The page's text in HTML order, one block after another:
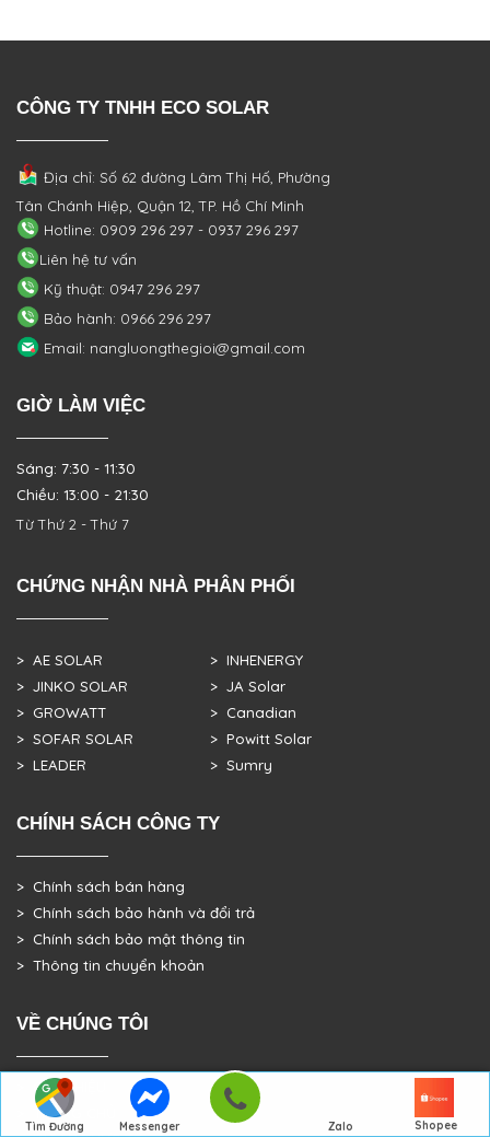
Tìm Đường
Messenger Zalo Shopee
CÔNG TY TNHH ECO SOLAR
Địa chỉ: Số 62 đường Lâm Thị Hố, Phường
Tân Chánh Hiệp, Quận 12, TP. Hồ Chí Minh
Hotline: 0909 296 297 - 0937 296 297
Liên hệ tư vấn
Kỹ thuật: 0947 296 297
Bảo hành: 0966 296 297
Email: nangluongthegioi@gmail.com
GIỜ LÀM VIỆC
Sáng: 7:30 - 11:30
Chiều: 13:00 - 21:30
Từ Thứ 2 - Thứ 7
CHỨNG NHẬN NHÀ PHÂN PHỐI
> AE SOLAR
> JINKO SOLAR
> GROWATT
> SOFAR SOLAR
> LEADER
> INHENERGY
> JA Solar
> Canadian
> Powitt Solar
> Sumry
CHÍNH SÁCH CÔNG TY
> Chính sách bán hàng
> Chính sách bảo hành và đổi trả
> Chính sách bảo mật thông tin
> Thông tin chuyển khoản
VỀ CHÚNG TÔI
> GIỚI THIỆU
> TRANG CHỦ